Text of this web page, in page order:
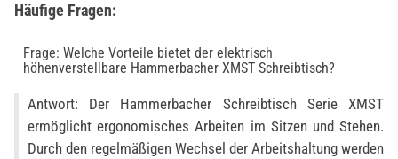
Häufige Fragen:
Frage: Welche Vorteile bietet der elektrisch
höhenverstellbare Hammerbacher XMST Schreibtisch?
Antwort: Der Hammerbacher Schreibtisch Serie XMST
ermöglicht ergonomisches Arbeiten im Sitzen und Stehen.
Durch den regelmäßigen Wechsel der Arbeitshaltung werden